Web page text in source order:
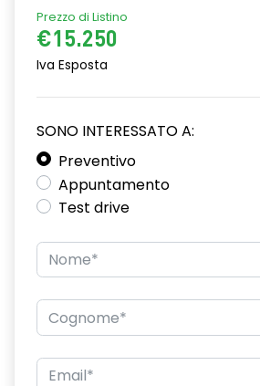
Prezzo di Listino
€15.250
Iva Esposta
SONO INTERESSATO A:
Preventivo
Appuntamento
Test drive